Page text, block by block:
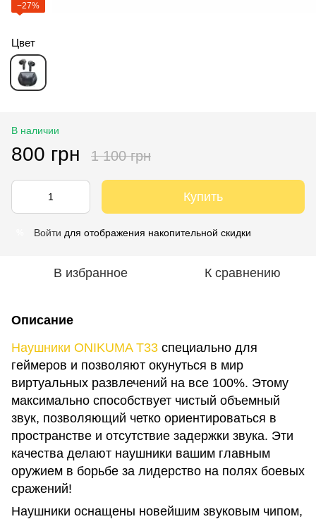
−27%
Цвет
В наличии
800 грн 1 100 грн
Купить
Войти для отображения накопительной скидки
В избранное К сравнению
Описание
Наушники ONIKUMA T33 специально для
геймеров и позволяют окунуться в мир
виртуальных развлечений на все 100%. Этому
максимально способствует чистый объемный
звук, позволяющий четко ориентироваться в
пространстве и отсутствие задержки звука. Эти
качества делают наушники вашим главным
оружием в борьбе за лидерство на полях боевых
сражений!
Наушники оснащены новейшим звуковым чипом,